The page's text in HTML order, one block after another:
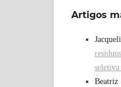
Artigos
seletiva